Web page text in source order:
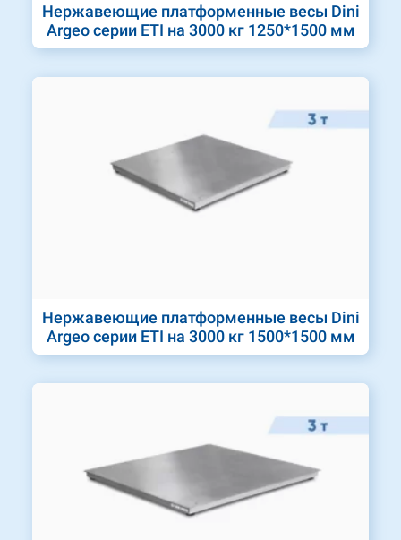
Нержавеющие платформенные весы Dini
Argeo серии ETI на 3000 кг 1250*1500 мм
Нержавеющие платформенные весы Dini
Argeo серии ETI на 3000 кг 1500*1500 мм